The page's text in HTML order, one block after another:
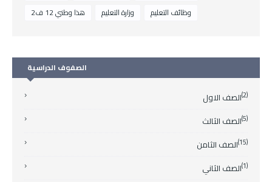
هذا وطني 12 ف2
وزارة التعليم وظائف التعليم
الصفوف الدراسية
الصف الاول (2)
الصف الثالث (5)
الصف الثامن (15)
الصف الثاني (1)